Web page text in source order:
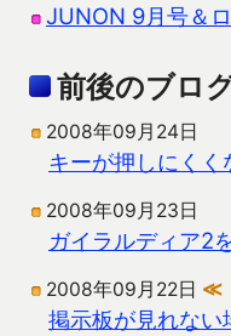
JUNON 9月号＆
前後のブロ
2008年09月24日
キーが押しにくく
2008年09月23日
ガイラルディア2
2008年09月22日 ≪
掲示板が見れない